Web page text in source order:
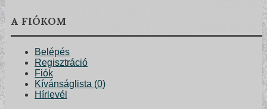
A FIÓKOM
Belépés
Regisztráció
Fiók
Kívánságlista (0)
Hírlevél